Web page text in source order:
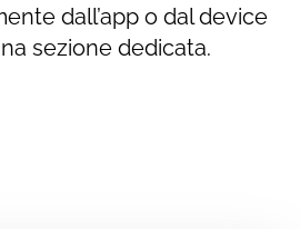
dall’app o dal device
sezione dedicata.